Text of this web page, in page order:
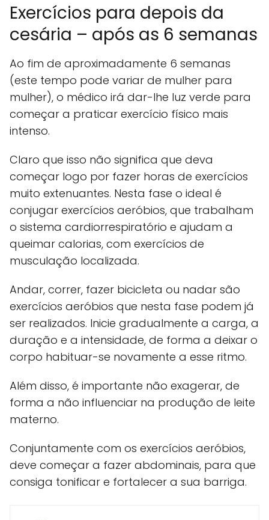
Exercícios para depois da
cesária – após as 6 semanas
Ao fim de aproximadamente 6 semanas
(este tempo pode variar de mulher para
mulher), o médico irá dar-lhe luz verde para
começar a praticar exercício físico mais
intenso.
Claro que isso não significa que deva
começar logo por fazer horas de exercícios
muito extenuantes. Nesta fase o ideal é
conjugar exercícios aeróbios, que trabalham
o sistema cardiorrespiratório e ajudam a
queimar calorias, com exercícios de
musculação localizada.
Andar, correr, fazer bicicleta ou nadar são
exercícios aeróbios que nesta fase podem já
ser realizados. Inicie gradualmente a carga, a
duração e a intensidade, de forma a deixar o
corpo habituar-se novamente a esse ritmo.
Além disso, é importante não exagerar, de
forma a não influenciar na produção de leite
materno.
Conjuntamente com os exercícios aeróbios,
deve começar a fazer abdominais, para que
consiga tonificar e fortalecer a sua barriga.